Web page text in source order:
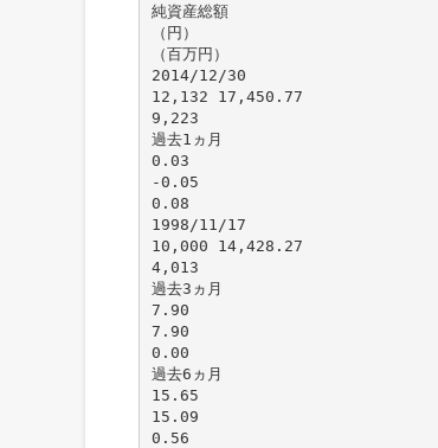
純資産総額
（円）
（百万円）
2014/12/30
12,132 17,450.77
9,223
過去1ヵ月
0.03
-0.05
0.08
1998/11/17
10,000 14,428.27
4,013
過去3ヵ月
7.90
7.90
0.00
過去6ヵ月
15.65
15.09
0.56